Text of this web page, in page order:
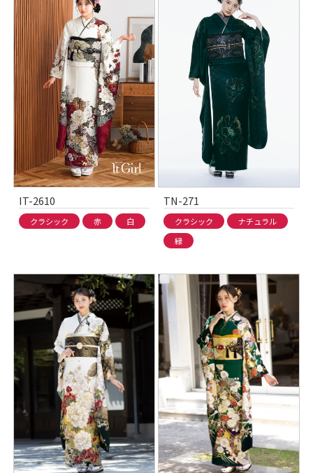
IT-2610
クラシック 赤 白
TN-271
クラシック
ナチュラル
緑